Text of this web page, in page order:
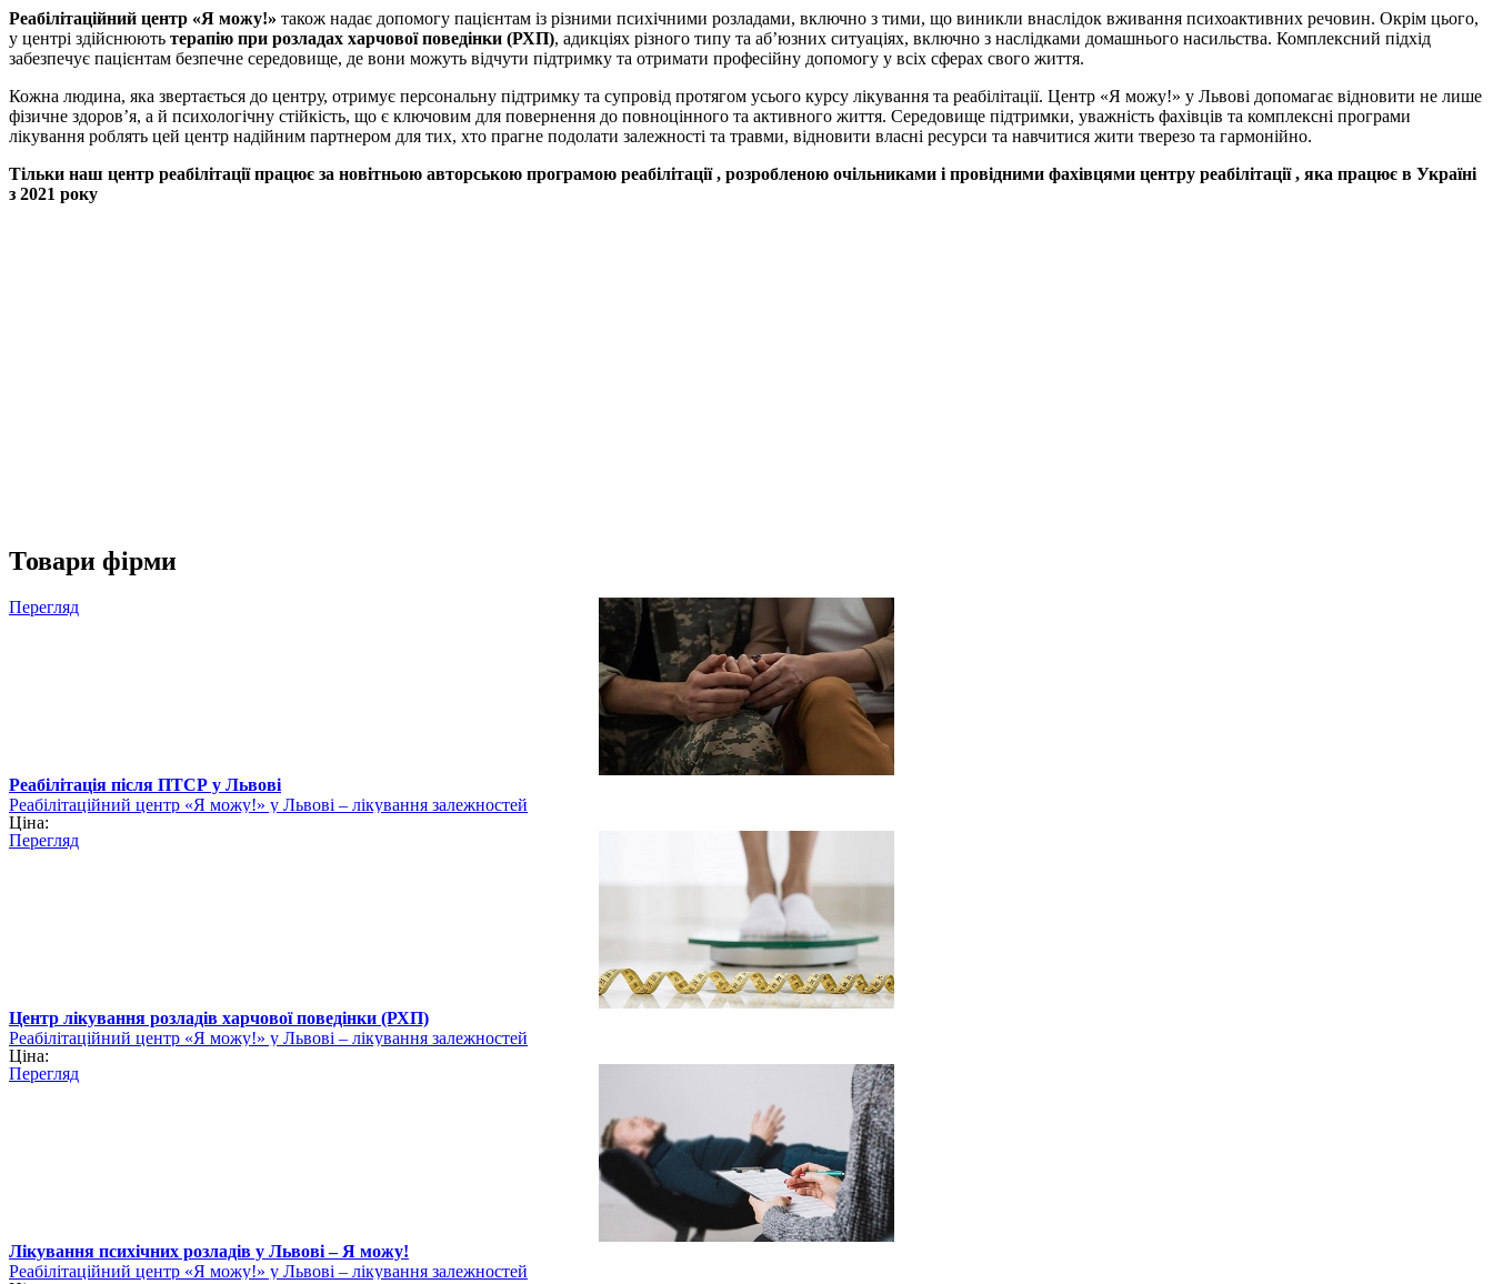
Реабілітаційний центр «Я можу!» також надає допомогу пацієнтам із різними психічними розладами, включно з тими, що виникли внаслідок вживання психоактивних речовин. Окрім цього,
у центрі здійснюють терапію при розладах харчової поведінки (РХП), адикціях різного типу та аб’юзних ситуаціях, включно з наслідками домашнього насильства. Комплексний підхід
забезпечує пацієнтам безпечне середовище, де вони можуть відчути підтримку та отримати професійну допомогу у всіх сферах свого життя.
Кожна людина, яка звертається до центру, отримує персональну підтримку та супровід протягом усього курсу лікування та реабілітації. Центр «Я можу!» у Львові допомагає відновити не лише
фізичне здоров’я, а й психологічну стійкість, що є ключовим для повернення до повноцінного та активного життя. Середовище підтримки, уважність фахівців та комплексні програми
лікування роблять цей центр надійним партнером для тих, хто прагне подолати залежності та травми, відновити власні ресурси та навчитися жити тверезо та гармонійно.
Тільки наш центр реабілітації працює за новітньою авторською програмою реабілітації , розробленою очільниками і провідними фахівцями центру реабілітації , яка працює в Україні
з 2021 року
Товари фірми
Перегляд
Реабілітація після ПТСР у Львові
Реабілітаційний центр «Я можу!» у Львові – лікування залежностей
Ціна:
Перегляд
Центр лікування розладів харчової поведінки (РХП)
Реабілітаційний центр «Я можу!» у Львові – лікування залежностей
Ціна:
Перегляд
Лікування психічних розладів у Львові – Я можу!
Реабілітаційний центр «Я можу!» у Львові – лікування залежностей